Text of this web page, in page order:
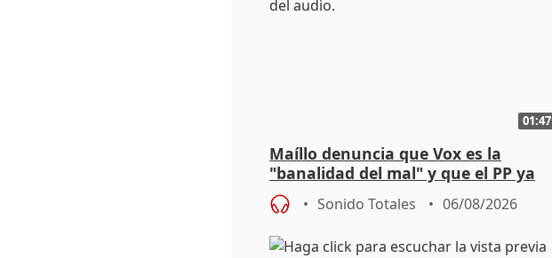
01:47
Maíllo denuncia que Vox es la
"banalidad del mal" y que el PP ya
asume todas sus tesis
Sonido Totales 06/08/2026